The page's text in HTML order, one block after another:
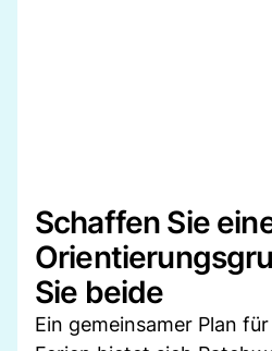
Schaffen Sie
Sie beide
Ein gemeinsamer Plan